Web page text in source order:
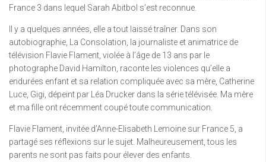
France 3 dans lequel Sarah Abitbol s’est reconnue.
Il y a quelques années, elle a tout laissé traîner. Dans son
autobiographie, La Consolation, la journaliste et animatrice de
télévision Flavie Flament, violée à l’âge de 13 ans par le
photographe David Hamilton, raconte les violences qu’elle a
endurées enfant et sa relation compliquée avec sa mère, Catherine
Luce, Gigi, dépeint par Léa Drucker dans la série télévisée. Ma mère
et ma fille ont récemment coupé toute communication.
Flavie Flament, invitée d’Anne-Elisabeth Lemoine sur France 5, a
partagé ses réflexions sur le sujet. Malheureusement, tous les
parents ne sont pas faits pour élever des enfants.